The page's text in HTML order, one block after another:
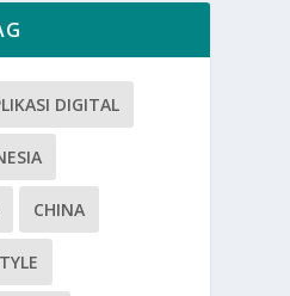
DIGITAL
CHINA